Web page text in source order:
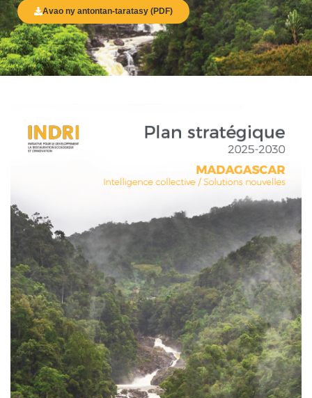
Avao ny antontan-taratasy (PDF)